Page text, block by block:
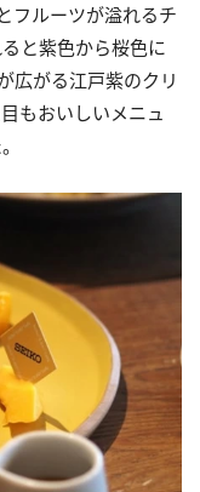
フルーツが溢れるチ
と紫色から桜色に
広がる江戸紫のクリ
もおいしいメニュ